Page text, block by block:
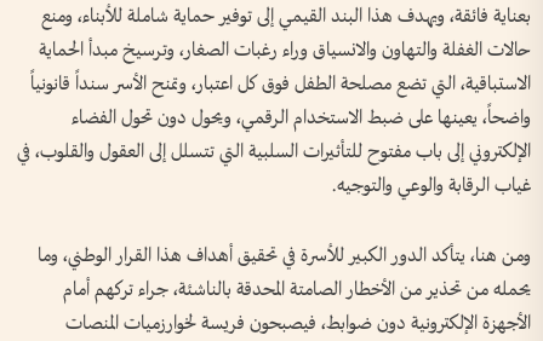
بعناية فائقة، ويهدف هذا البند القيمي إلى توفير حماية شاملة للأبناء، ومنع
حالات الغفلة والتهاون والانسياق وراء رغبات الصغار، وترسيخ مبدأ الحماية
الاستباقية، التي تضع مصلحة الطفل فوق كل اعتبار، وتمنح الأسر سنداً قانونياً
واضحاً، يعينها على ضبط الاستخدام الرقمي، ويحول دون تحول الفضاء
الإلكتروني إلى باب مفتوح للتأثيرات السلبية التي تتسلل إلى العقول والقلوب، في
غياب الرقابة والوعي والتوجيه.
ومن هنا، يتأكد الدور الكبير للأسرة في تحقيق أهداف هذا القرار الوطني، وما
يحمله من تحذير من الأخطار الصامتة المحدقة بالناشئة، جراء تركهم أمام
الأجهزة الإلكترونية دون ضوابط، فيصبحون فريسة لخوارزميات المنصات